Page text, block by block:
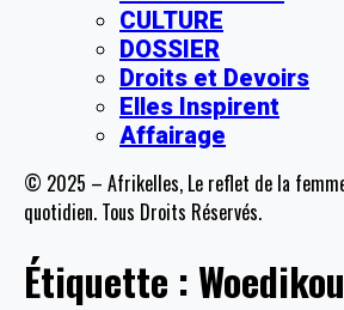
CULTURE
DOSSIER
Droits et Devoirs
Elles Inspirent
Affairage
© 2025 – Afrikelles, Le reflet de la
quotidien. Tous Droits Réservés.
Étiquette :